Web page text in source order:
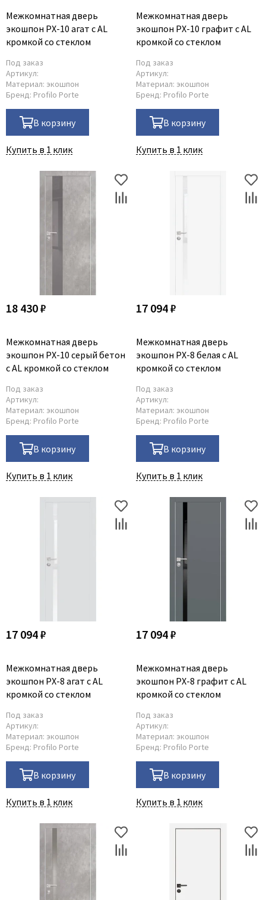
Межкомнатная дверь
экошпон PX-10 агат с AL
кромкой со стеклом
Под заказ
Артикул:
Материал: экошпон
Бренд: Profilo Porte
В корзину
Купить в 1 клик
Межкомнатная дверь
экошпон PX-10 графит с AL
кромкой со стеклом
Под заказ
Артикул:
Материал: экошпон
Бренд: Profilo Porte
В корзину
Купить в 1 клик
18 430 ₽
Межкомнатная дверь
экошпон PX-10 серый бетон
с AL кромкой со стеклом
Под заказ
Артикул:
Материал: экошпон
Бренд: Profilo Porte
В корзину
Купить в 1 клик
17 094 ₽
Межкомнатная дверь
экошпон PX-8 белая с AL
кромкой со стеклом
Под заказ
Артикул:
Материал: экошпон
Бренд: Profilo Porte
В корзину
Купить в 1 клик
17 094 ₽
Межкомнатная дверь
экошпон PX-8 агат с AL
кромкой со стеклом
Под заказ
Артикул:
Материал: экошпон
Бренд: Profilo Porte
В корзину
Купить в 1 клик
17 094 ₽
Межкомнатная дверь
экошпон PX-8 графит с AL
кромкой со стеклом
Под заказ
Артикул:
Материал: экошпон
Бренд: Profilo Porte
В корзину
Купить в 1 клик